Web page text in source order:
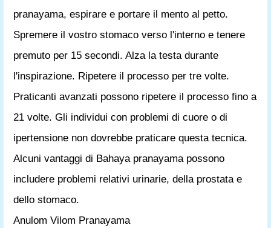
pranayama, espirare e portare il mento al petto.
Spremere il vostro stomaco verso l'interno e tenere
premuto per 15 secondi. Alza la testa durante
l'inspirazione. Ripetere il processo per tre volte.
Praticanti avanzati possono ripetere il processo fino a
21 volte. Gli individui con problemi di cuore o di
ipertensione non dovrebbe praticare questa tecnica.
Alcuni vantaggi di Bahaya pranayama possono
includere problemi relativi urinarie, della prostata e
dello stomaco.
Anulom Vilom Pranayama